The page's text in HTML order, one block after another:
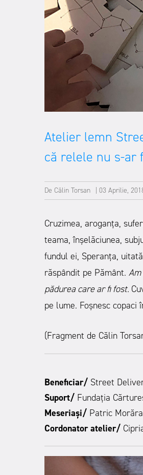
Atelier lemn
că relele nu s-ar
De Călin Torsan | 03 Aprilie,
Cruzimea, aroganța,
teama, înșelăciunea,
fundul ei, Speranța,
răspândit pe Pământ.
pădurea care ar fi fost.
pe lume. Foșnesc copaci
(Fragment de Călin
Beneficiar/ Street
Suport/ Fundația
Meseriași/ Patric
Cordonator atelier/